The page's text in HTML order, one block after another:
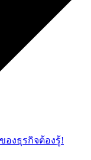
องธุรกิจต้องรู้!